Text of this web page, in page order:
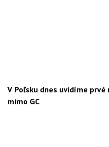
V Poľsku dnes uvidíme
mimo GC